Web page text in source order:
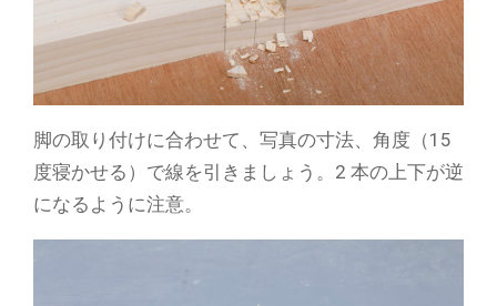
脚の取り付けに合わせて、写真の寸法、角度（15
度寝かせる）で線を引きましょう。2 本の上下が逆
になるように注意。